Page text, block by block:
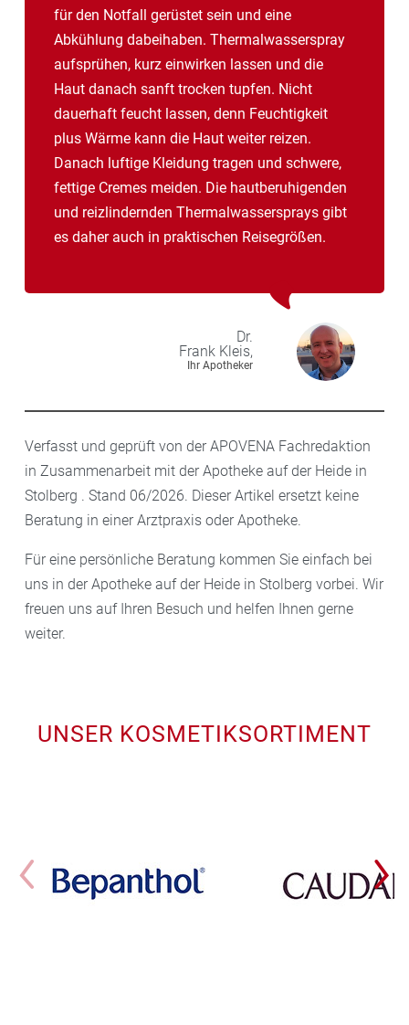
für den Notfall gerüstet sein und eine
Abkühlung dabeihaben. Thermalwasserspray
aufsprühen, kurz einwirken lassen und die
Haut danach sanft trocken tupfen. Nicht
dauerhaft feucht lassen, denn Feuchtigkeit
plus Wärme kann die Haut weiter reizen.
Danach luftige Kleidung tragen und schwere,
fettige Cremes meiden. Die hautberuhigenden
und reizlindernden Thermalwassersprays gibt
es daher auch in praktischen Reisegrößen.
Dr.
Frank Kleis,
Ihr Apotheker
Verfasst und geprüft von der APOVENA Fachredaktion
in Zusammenarbeit mit der Apotheke auf der Heide in
Stolberg . Stand 06/2026. Dieser Artikel ersetzt keine
Beratung in einer Arztpraxis oder Apotheke.
Für eine persönliche Beratung kommen Sie einfach bei
uns in der Apotheke auf der Heide in Stolberg vorbei. Wir
freuen uns auf Ihren Besuch und helfen Ihnen gerne
weiter.
UNSER KOSMETIKSORTIMENT